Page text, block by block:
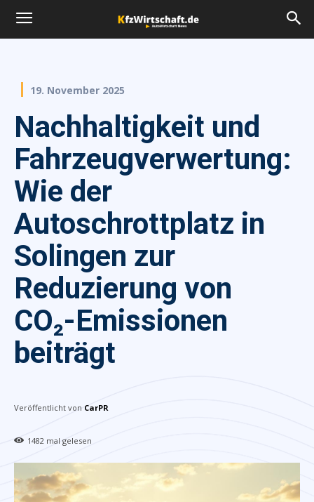
19. November 2025
Nachhaltigkeit und
Fahrzeugverwertung:
Wie der
Autoschrottplatz in
Solingen zur
Reduzierung von
CO₂-Emissionen
beiträgt
Veröffentlicht von CarPR
1482 mal gelesen